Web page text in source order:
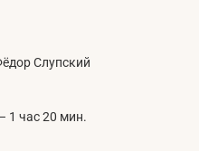
Слупский
1 час 20 мин.